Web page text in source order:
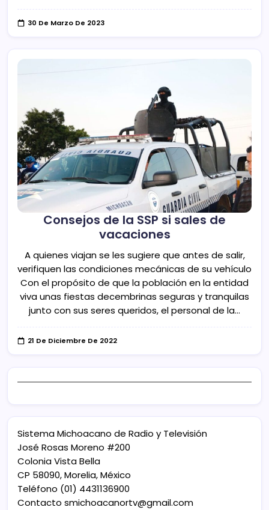
30 De Marzo De 2023
Consejos de la SSP si sales de
vacaciones
A quienes viajan se les sugiere que antes de salir,
verifiquen las condiciones mecánicas de su vehículo
Con el propósito de que la población en la entidad
viva unas fiestas decembrinas seguras y tranquilas
junto con sus seres queridos, el personal de la…
21 De Diciembre De 2022
Sistema Michoacano de Radio y Televisión
José Rosas Moreno #200
Colonia Vista Bella
CP 58090, Morelia, México
Teléfono (01) 4431136900
Contacto smichoacanortv@gmail.com